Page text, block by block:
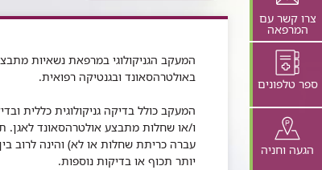
צרו קשר עם
המרפאה
ספר טלפונים
הגעה וחניה
לתוכן
בדף
המעקב הגניקולוגי במרפאת נשאיות
באולטרהסאונד ובגנטיקה רפואית.
המעקב כולל בדיקה גניקולוגית כללית
ו/או שחלות מתבצע אולטרהסאונד
עברה כריתת שחלות או לא) והינה לרוב
יותר תכוף או בדיקות נוספות.